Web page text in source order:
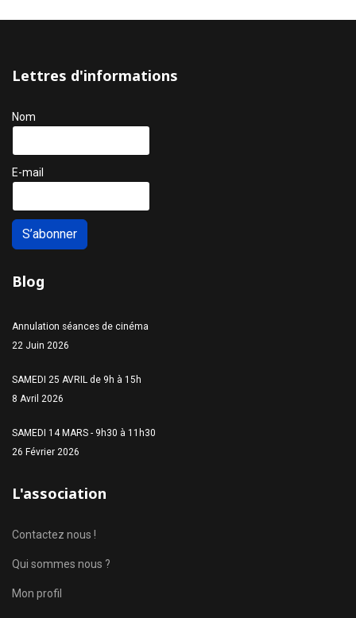
Lettres d'informations
Nom
E-mail
S’abonner
Blog
Annulation séances de cinéma
22 Juin 2026
SAMEDI 25 AVRIL de 9h à 15h
8 Avril 2026
SAMEDI 14 MARS - 9h30 à 11h30
26 Février 2026
L'association
Contactez nous !
Qui sommes nous ?
Mon profil